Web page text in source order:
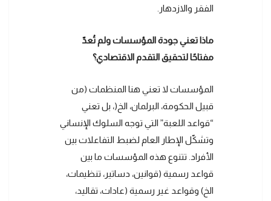
الفقر والازدهار.
ماذا تعني جودة المؤسسات ولم تُعدّ
مفتاحًا لتحقيق التقدم الاقتصادي؟
المؤسسات لا تعني هنا المنظمات (من
قبيل الحكومة، البرلمان، الخ(، بل تعني
“قواعد اللعبة” التي توجه السلوك الإنساني
وتشكّل الإطار العام لضبط التفاعلات بين
الأفراد. تتنوع هذه المؤسسات ما بين
قواعد رسمية (قوانين، دساتير، تنظيمات،
الخ) وقواعد غير رسمية (عادات، تقاليد،